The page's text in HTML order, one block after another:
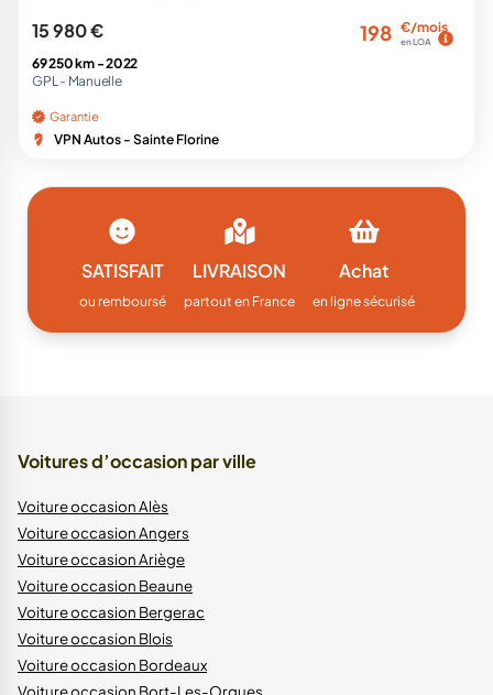
15 980 € 198 €/mois
en LOA
69 250 km -2022
GPL - Manuelle
Garantie
VPN Autos - Sainte Florine
SATISFAIT
ou remboursé
LIVRAISON
partout en France
Achat
en ligne sécurisé
Voitures d’occasion par ville
Voiture occasion Alès
Voiture occasion Angers
Voiture occasion Ariège
Voiture occasion Beaune
Voiture occasion Bergerac
Voiture occasion Blois
Voiture occasion Bordeaux
Voiture occasion Bort-Les-Orgues